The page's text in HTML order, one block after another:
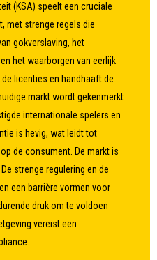
(KSA) speelt een cruciale
met strenge regels die
gokverslaving, het
het waarborgen van eerlijk
licenties en handhaaft de
markt wordt gekenmerkt
internationale spelers en
is hevig, wat leidt tot
de consument. De markt is
strenge regulering en de
een barrière vormen voor
druk om te voldoen
vereist een